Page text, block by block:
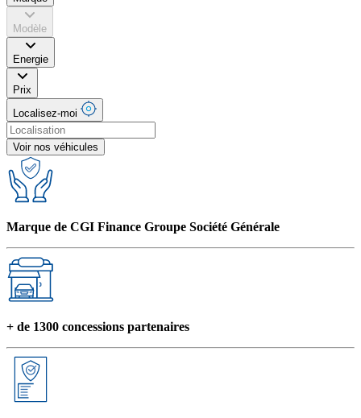
Modèle
Energie
Prix
Localisez-moi
Voir nos véhicules
Marque de CGI Finance Groupe Société Générale
+ de 1300 concessions partenaires